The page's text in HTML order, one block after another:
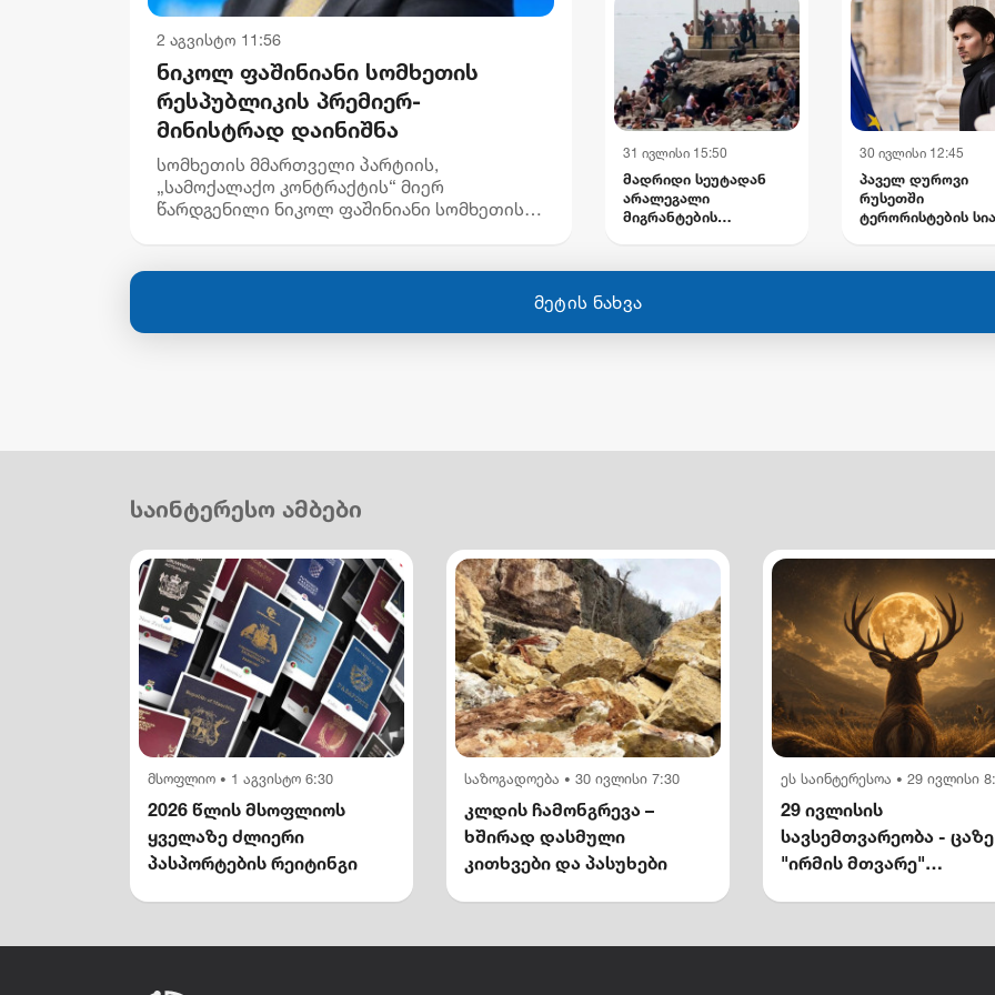
2 აგვისტო 11:56
ნიკოლ ფაშინიანი სომხეთის
რესპუბლიკის პრემიერ-
მინისტრად დაინიშნა
სომხეთის მმართველი პარტიის,
„სამოქალაქო კონტრაქტის“ მიერ
წარდგენილი ნიკოლ ფაშინიანი სომხეთის
სომხური მედია ავრცელებს. „კონსტიტუციის
დაზიანებულია
ინფრასტრუქტურა
31 ივლისი 15:50
მადრიდი სეუტადან
არალეგალი
მიგრანტების
ესპანეთის შენგენის
გარიცხვაზე
საუბრობენ
30 ივლისი 12:45
პაველ დუროვი
რუსეთში
ტერორისტების
მეტის ნახვა
საინტერესო ამბები
მსოფლიო • 1 აგვისტო 6:30
2026 წლის მსოფლიოს
ყველაზე ძლიერი
პასპორტების რეიტინგი
საზოგადოება • 30 ივლისი 7:30
კლდის ჩამონგრევა –
ხშირად დასმული
კითხვები და პასუხები
ეს საინტერესოა • 29 ივლისი
29 ივლისის
სავსემთვარეობა - ცაზე
"ირმის მთვარე"